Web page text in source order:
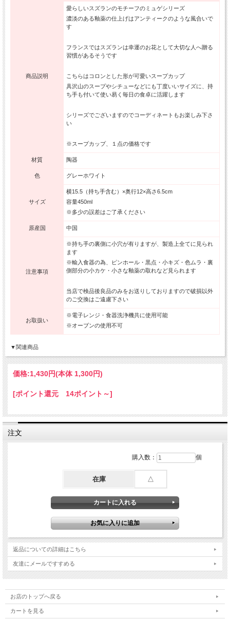
商品説明
愛らしいスズランのモチーフのミュゲシリーズ
濃淡のある釉薬の仕上げはアンティークのような風合いで
す
フランスではスズランは幸運のお花として大切な人へ贈る
習慣があるそうです
こちらはコロンとした形が可愛いスープカップ
具沢山のスープやシチューなどにも丁度いいサイズに、持
ち手も付いて使い易く毎日の食卓に活躍します
シリーズでございますのでコーディネートもお楽しみ下さ
い
※スープカップ、１点の価格です
材質 陶器
色 グレーホワイト
サイズ
横15.5（持ち手含む）×奥行12×高さ6.5cm
容量450ml
※多少の誤差はご了承ください
原産国 中国
注意事項
※持ち手の裏側に小穴が有りますが、製造上全てに見られ
ます
※輸入食器の為、ピンホール・黒点・小キズ・色ムラ・裏
側部分の小カケ・小さな釉薬の取れなど見られます
当店で検品後良品のみをお送りしておりますので破損以外
のご交換はご遠慮下さい
お取扱い
※電子レンジ・食器洗浄機共に使用可能
※オーブンの使用不可
▼関連商品
価格:1,430円(本体 1,300円)
[ポイント還元 14ポイント～]
注文
購入数： 個
在庫 △
返品についての詳細はこちら
友達にメールですすめる
お店のトップへ戻る
カートを見る